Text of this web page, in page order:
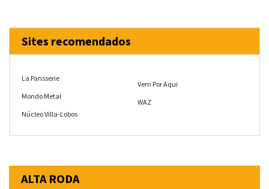
Sites recomendados
La Parisserie
Mondo Metal
Núcleo Villa-Lobos
Vem Por Aqui
WAZ
ALTA RODA